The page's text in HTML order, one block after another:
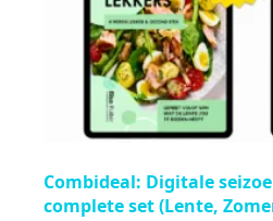
Combideal: Digitale
complete set (Lente,